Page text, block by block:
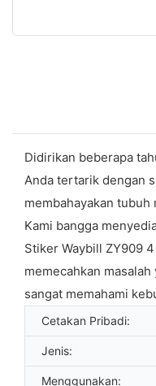
Didirikan beberapa
Anda tertarik dengan
membahayakan
Kami bangga
Stiker Waybill ZY909
memecahkan
sangat memahami
Cetakan Pribadi:
Jenis:
Menggunakan: